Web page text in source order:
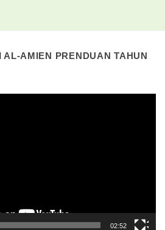
AMIEN PRENDUAN TAHUN
02:52